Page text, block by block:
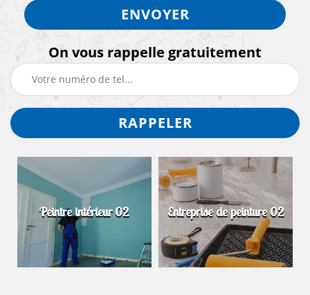
On vous rappelle gratuitement
Peintre intérieur 02 Entreprise de peinture 02